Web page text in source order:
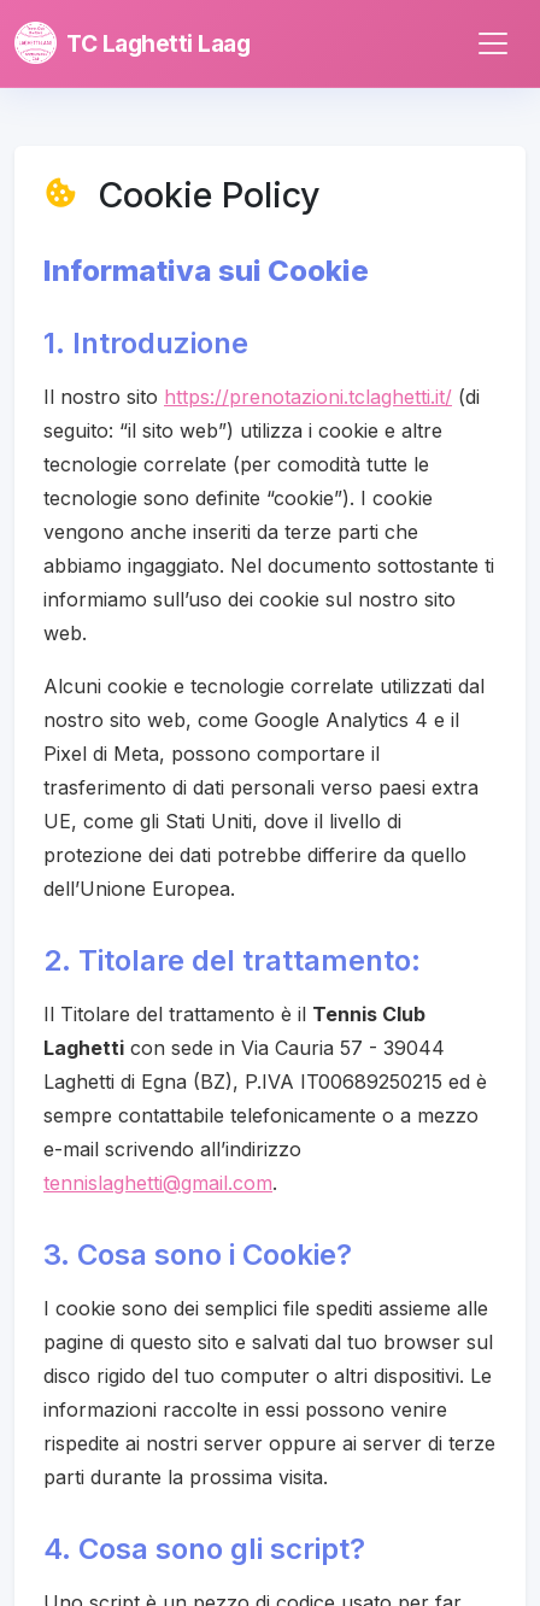
TC Laghetti Laag
Cookie Policy
Informativa sui Cookie
1. Introduzione
Il nostro sito https://prenotazioni.tclaghetti.it/ (di
seguito: “il sito web”) utilizza i cookie e altre
tecnologie correlate (per comodità tutte le
tecnologie sono definite “cookie”). I cookie
vengono anche inseriti da terze parti che
abbiamo ingaggiato. Nel documento sottostante ti
informiamo sull’uso dei cookie sul nostro sito
web.
Alcuni cookie e tecnologie correlate utilizzati dal
nostro sito web, come Google Analytics 4 e il
Pixel di Meta, possono comportare il
trasferimento di dati personali verso paesi extra
UE, come gli Stati Uniti, dove il livello di
protezione dei dati potrebbe differire da quello
dell’Unione Europea.
2. Titolare del trattamento:
Il Titolare del trattamento è il Tennis Club
Laghetti con sede in Via Cauria 57 - 39044
Laghetti di Egna (BZ), P.IVA IT00689250215 ed è
sempre contattabile telefonicamente o a mezzo
e-mail scrivendo all’indirizzo
tennislaghetti@gmail.com.
3. Cosa sono i Cookie?
I cookie sono dei semplici file spediti assieme alle
pagine di questo sito e salvati dal tuo browser sul
disco rigido del tuo computer o altri dispositivi. Le
informazioni raccolte in essi possono venire
rispedite ai nostri server oppure ai server di terze
parti durante la prossima visita.
4. Cosa sono gli script?